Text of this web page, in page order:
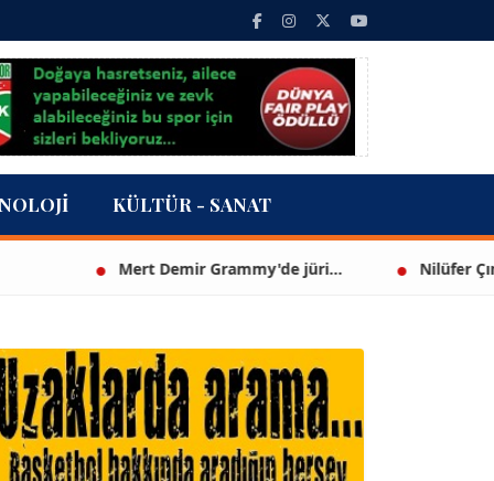
KÜLTÜR - SANAT
Mert Demir Grammy'de jüri... Nilüfer Çınarlı